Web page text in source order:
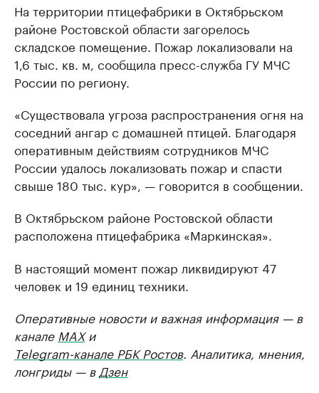
На территории птицефабрики в Октябрьском
районе Ростовской области загорелось
складское помещение. Пожар локализовали на
1,6 тыс. кв. м, сообщила пресс-служба ГУ МЧС
России по региону.
«Существовала угроза распространения огня на
соседний ангар с домашней птицей. Благодаря
оперативным действиям сотрудников МЧС
России удалось локализовать пожар и спасти
свыше 180 тыс. кур», — говорится в сообщении.
В Октябрьском районе Ростовской области
расположена птицефабрика «Маркинская».
В настоящий момент пожар ликвидируют 47
человек и 19 единиц техники.
Оперативные новости и важная информация — в
канале MAXи
Telegram-канале РБК Ростов. Аналитика, мнения,
лонгриды — в Дзен